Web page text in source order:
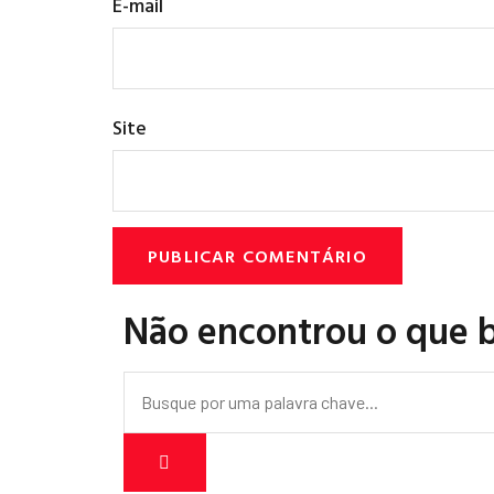
Site
Não encontrou o que